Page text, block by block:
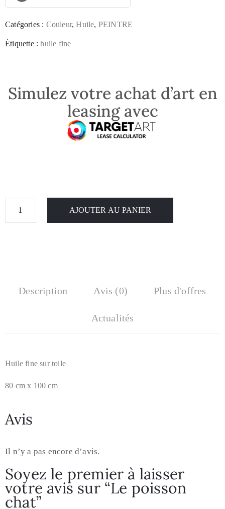
Catégories : Couleur,Huile, PEINTRE
Étiquette :huile fine
Simulez votre achat d’art en
leasing avec
AJOUTER AU PANIER
Description Avis (0) Plus d'offres
Actualités
Huile fine sur toile
80 cm x 100 cm
Avis
Il n’y a pas encore d’avis.
Soyez le premier à laisser
votre avis sur “Le poisson
chat”